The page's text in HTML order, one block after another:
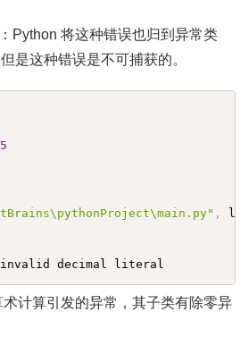
Python 将这种错误也归到异常类
是这种错误是不可捕获的。
5
,
invalid decimal literal
计算引发的异常，其子类有除零异